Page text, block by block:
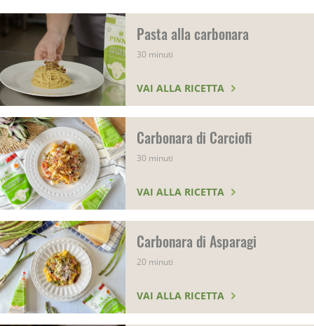
Pasta alla carbonara
30 minuti
VAI ALLA RICETTA
Carbonara di Carciofi
30 minuti
VAI ALLA RICETTA
Carbonara di Asparagi
20 minuti
VAI ALLA RICETTA